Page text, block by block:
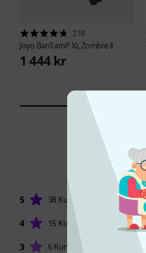
218
Joyo BanTamP XL Zombie II
1 444 kr
5 38 Kunder
4 15 Kunder
3 6 Kunder